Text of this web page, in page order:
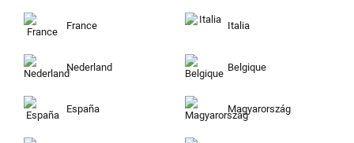
France Italia
Nederland Belgique
España Magyarország